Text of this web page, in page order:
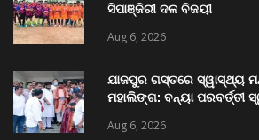
ସିପାଞ୍ଜିରୀ ଦଳ ବିଜୟୀ
Aug 6, 2026
ଯାଜପୁର ଗସ୍ତରେ ସ୍ୱାସ୍ଥ୍ୟ
ମହାଲିଙ୍ଗ: ବନ୍ୟା ପରବର୍ତ୍ତୀ
Aug 6, 2026